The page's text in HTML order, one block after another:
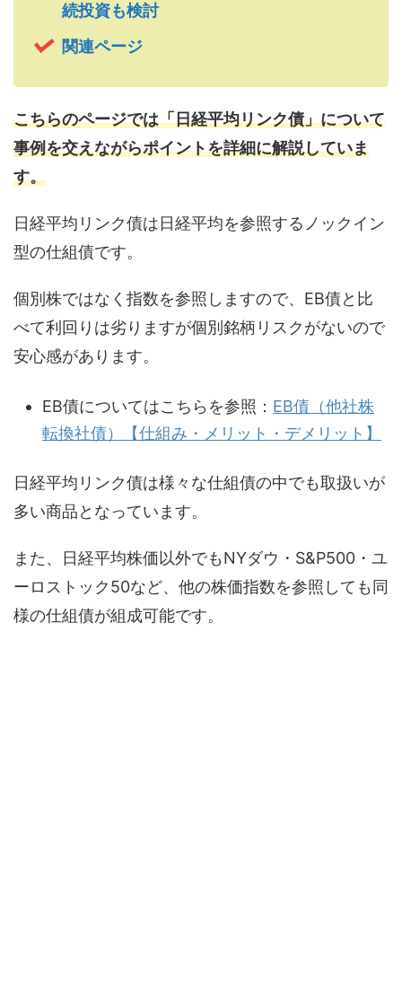
続投資も検討
関連ページ
こちらのページでは「日経平均リンク債」について
事例を交えながらポイントを詳細に解説していま
す。
日経平均リンク債は日経平均を参照するノックイン
型の仕組債です。
個別株ではなく指数を参照しますので、EB債と比
べて利回りは劣りますが個別銘柄リスクがないので
安心感があります。
EB債についてはこちらを参照： EB債（他社株
転換社債）【仕組み・メリット・デメリット】
日経平均リンク債は様々な仕組債の中でも取扱いが
多い商品となっています。
また、日経平均株価以外でもNYダウ・S&P500・ユ
ーロストック50など、他の株価指数を参照しても同
様の仕組債が組成可能です。